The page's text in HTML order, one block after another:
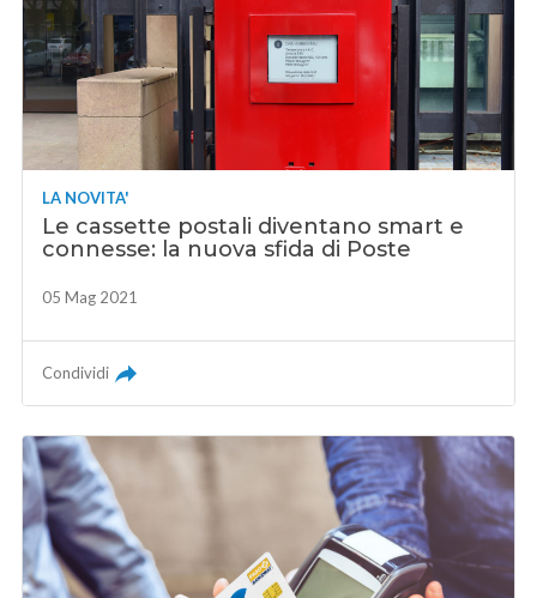
LA NOVITA'
Le cassette postali diventano smart e
connesse: la nuova sfida di Poste
05 Mag 2021
Condividi